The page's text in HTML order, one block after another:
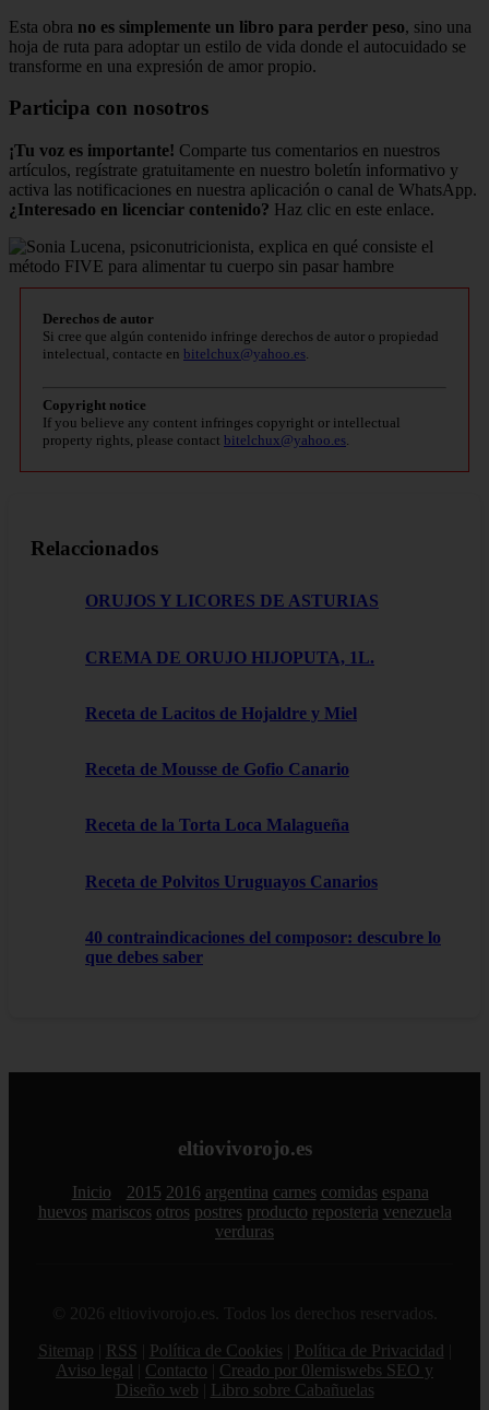
Esta obra no es simplemente un libro para perder peso, sino una
hoja de ruta para adoptar un estilo de vida donde el autocuidado se
transforme en una expresión de amor propio.
Participa con nosotros
¡Tu voz es importante! Comparte tus comentarios en nuestros
artículos, regístrate gratuitamente en nuestro boletín informativo y
activa las notificaciones en nuestra aplicación o canal de WhatsApp.
¿Interesado en licenciar contenido? Haz clic en este enlace.
Derechos de autor
Si cree que algún contenido infringe derechos de autor o propiedad
intelectual, contacte en bitelchux@yahoo.es
Copyright notice
If you believe any content infringes copyright or intellectual
property rights, please contact bitelchux@yahoo.es
Relaccionados
ORUJOS Y LICORES DE ASTURIAS
CREMA DE ORUJO HIJOPUTA, 1L.
Receta de Lacitos de Hojaldre y Miel
Receta de Mousse de Gofio Canario
Receta de la Torta Loca Malagueña
Receta de Polvitos Uruguayos Canarios
40 contraindicaciones del composor: descubre lo
que debes saber
eltiovivorojo.es
Inicio 2015 2016 argentina carnes comidas espana
huevos mariscos otros postres producto reposteria venezuela
verduras
© 2026 eltiovivorojo.es. Todos los derechos reservados.
Sitemap
RSS Política de Cookies Política de Privacidad
Aviso legal
Contacto
Creado por 0lemiswebs SEO y
Diseño web
Libro sobre Cabañuelas